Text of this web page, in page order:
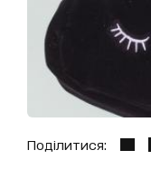
Поділитися: